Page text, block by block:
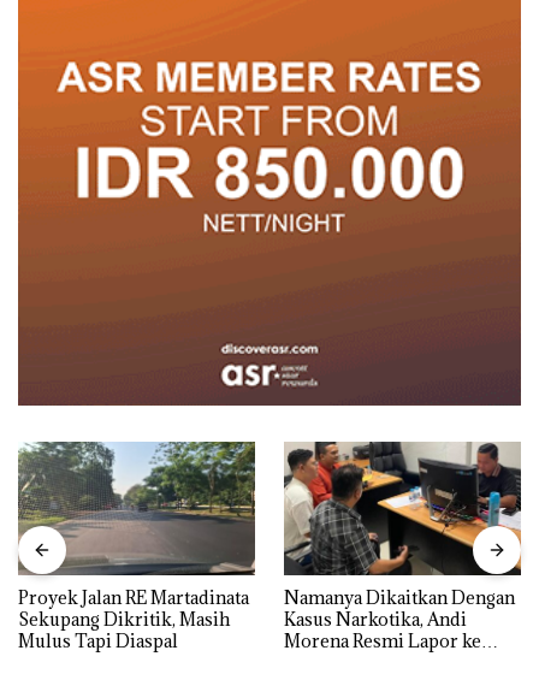
Proyek Jalan RE Martadinata
Sekupang Dikritik, Masih
Mulus Tapi Diaspal
Namanya Dikaitkan Dengan
Kasus Narkotika, Andi
Morena Resmi Lapor ke